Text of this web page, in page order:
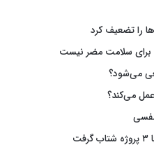
را تضعیف کرد
برای سلامت مضر نیست
می‌شود؟
می‌کند؟